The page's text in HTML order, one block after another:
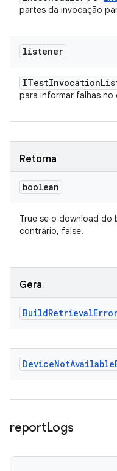
partes da invocação
listener
ITestInvocation
para informar falhas
Retorna
boolean
True se o download
contrário, false.
Gera
BuildRetrieval
DeviceNotAvailable
reportLogs